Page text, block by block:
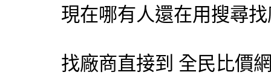
現在哪有人還在用搜尋
找廠商直接到 全民比價